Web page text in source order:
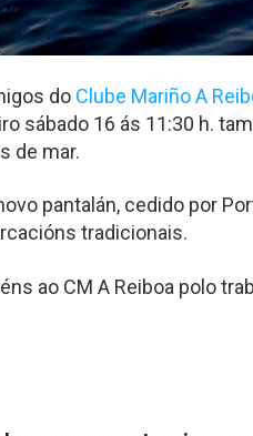
do Clube Mariño A
sábado 16 ás 11:30 h.
de mar.
pantalán, cedido por
tradicionais.
ao CM A Reiboa polo